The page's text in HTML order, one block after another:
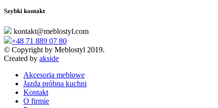
Szybki kontakt
kontakt@meblostyl.com
+48 71 889 07 80
© Copyright by Meblostyl 2019.
Created by akside
Akcesoria meblowe
Jazda próbna kuchni
Kontakt
O firmie